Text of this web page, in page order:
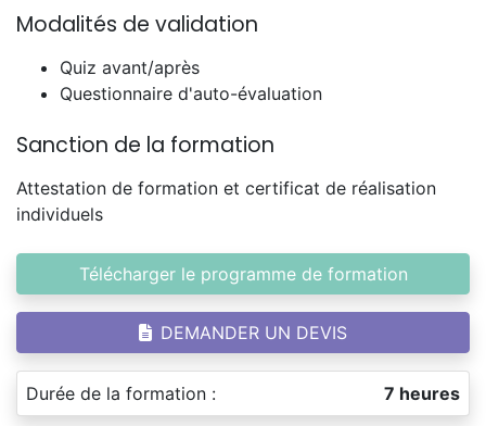
Modalités de validation
Quiz avant/après
Questionnaire d'auto-évaluation
Sanction de la formation
Attestation de formation et certificat de réalisation
individuels
Télécharger le programme de formation
DEMANDER UN DEVIS
Durée de la formation : 7 heures